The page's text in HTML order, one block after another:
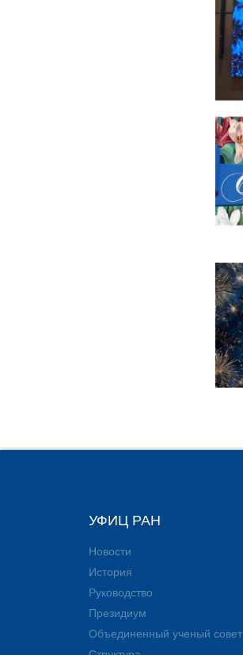
УФИЦ РАН
Новости
История
Руководство
Президиум
Объединенный ученый совет